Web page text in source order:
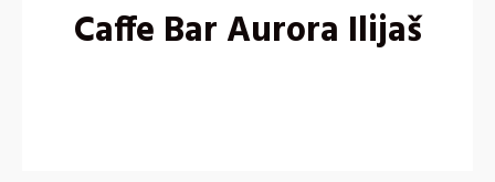
Caffe Bar Aurora Ilijaš